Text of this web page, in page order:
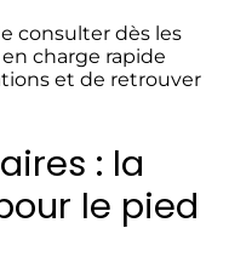
consulter dès les
charge rapide
et de retrouver
: la
le pied